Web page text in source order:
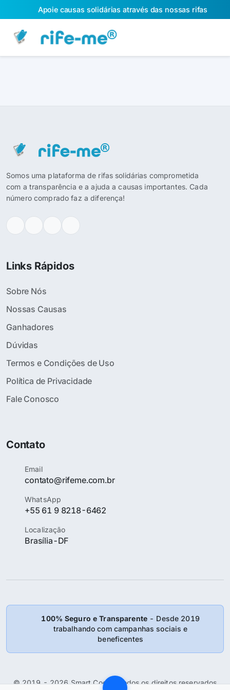
Apoie causas solidárias através das nossas rifas
Somos uma plataforma de rifas solidárias comprometida
com a transparência e a ajuda a causas importantes. Cada
número comprado faz a diferença!
Links Rápidos
Sobre Nós
Nossas Causas
Ganhadores
Dúvidas
Termos e Condições de Uso
Política de Privacidade
Fale Conosco
Contato
Email
contato@rifeme.com.br
WhatsApp
+55 61 9 8218-6462
Localização
Brasília-DF
100% Seguro e Transparente - Desde 2019
trabalhando com campanhas sociais e
beneficentes
© 2019 - 2026 Smart Coder: Todos os direitos reservados